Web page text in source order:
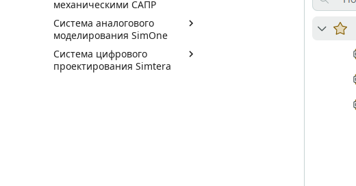
механическими САПР
Система аналогового
моделирования SimOne
Система цифрового
проектирования Simtera